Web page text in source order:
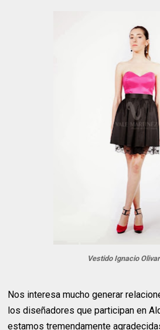
Vestido Ignacio
Nos interesa mucho generar
los diseñadores que participan en
estamos tremendamente